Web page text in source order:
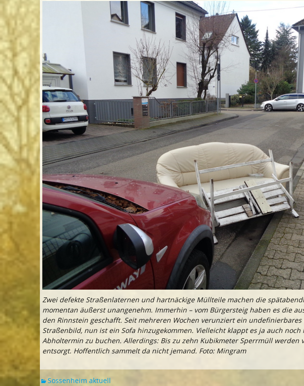
Zwei defekte Straßenlaternen und hartnäckige Müllteile machen die
momentan äußerst unangenehm. Immerhin – vom Bürgersteig haben es die
den Rinnstein geschafft. Seit mehreren Wochen verunziert ein
Straßenbild, nun ist ein Sofa hinzugekommen. Vielleicht klappt es ja auch noch
Abholtermin zu buchen. Allerdings: Bis zu zehn Kubikmeter Sperrmüll werden
entsorgt. Hoffentlich sammelt da nicht jemand. Foto: Mingram
Sossenheim aktuell